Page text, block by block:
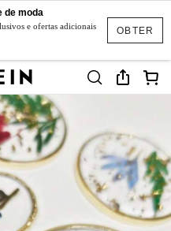
OBTER
de moda
e ofertas adicionais